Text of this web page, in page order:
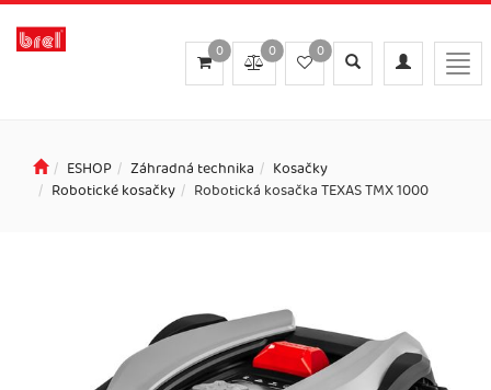
Toggle
navigation
Toggle
search
0
0
0
ESHOP Záhradná technika
Kosačky
Robotické kosačky
Robotická kosačka TEXAS TMX 1000